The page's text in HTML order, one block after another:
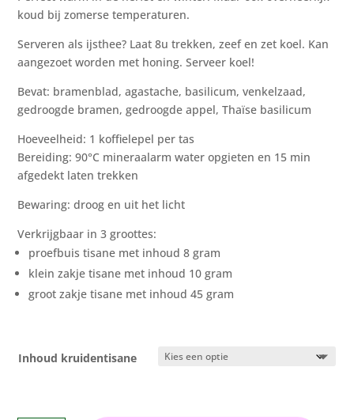
koud bij zomerse temperaturen.
Serveren als ijsthee? Laat 8u trekken, zeef en zet koel. Kan
aangezoet worden met honing. Serveer koel!
Bevat: bramenblad, agastache, basilicum, venkelzaad,
gedroogde bramen, gedroogde appel, Thaïse basilicum
Hoeveelheid: 1 koffielepel per tas
Bereiding: 90°C mineraalarm water opgieten en 15 min
afgedekt laten trekken
Bewaring: droog en uit het licht
Verkrijgbaar in 3 groottes:
proefbuis tisane met inhoud 8 gram
klein zakje tisane met inhoud 10 gram
groot zakje tisane met inhoud 45 gram
Inhoud kruidentisane